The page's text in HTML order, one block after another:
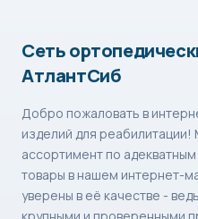
Сеть
АтлантСиб
Добро пожаловать в
изделий для
ассортимент по
товары в нашем интернет-
уверены в её качестве -